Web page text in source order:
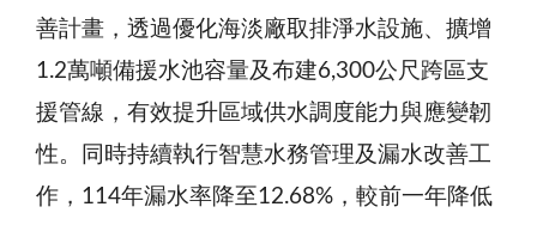
善計畫，透過優化海淡廠取排淨水設施、擴增
1.2萬噸備援水池容量及布建6,300公尺跨區支
援管線，有效提升區域供水調度能力與應變韌
性。同時持續執行智慧水務管理及漏水改善工
作，114年漏水率降至12.68%，較前一年降低